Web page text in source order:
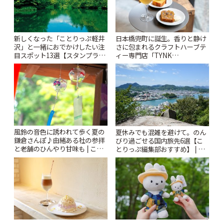
新しくなった「ことりっぷ軽井
沢」と一緒におでかけしたい注
目スポット13選【スタンプラリ
ー開催中】 | ことりっぷ
日本橋兜町に誕生。香りと静け
さに包まれるクラフトハーブテ
ィー専門店「TYNK
Kabutocho」 | ことりっぷ
風鈴の音色に誘われて歩く夏の
鎌倉さんぽ♪由緒ある社の参拝
と老舗のひんやり甘味も | こと
りっぷ
夏休みでも混雑を避けて。のん
びり過ごせる国内旅先6選【こ
とりっぷ編集部おすすめ】 | こ
とりっぷ